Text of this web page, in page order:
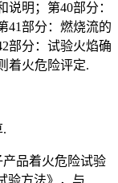
明；第40部分：
41部分：燃烧流的
部分：试验火焰确
着火危险评定.
.
产品着火危险试验